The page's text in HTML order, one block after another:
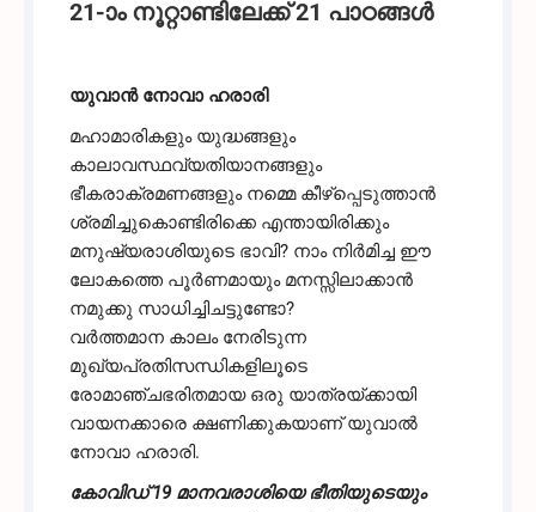
21-ാം നൂറ്റാണ്ടിലേക്ക് 21 പാഠങ്ങൾ
യുവാൻ നോവാ ഹരാരി
മഹാമാരികളും യുദ്ധങ്ങളും
കാലാവസ്ഥവ്യതിയാനങ്ങളും
ഭീകരാക്രമണങ്ങളും നമ്മെ കീഴ്‌പ്പെടുത്താൻ
ശ്രമിച്ചുകൊണ്ടിരിക്കെ എന്തായിരിക്കും
മനുഷ്യരാശിയുടെ ഭാവി? നാം നിർമിച്ച ഈ
ലോകത്തെ പൂർണമായും മനസ്സിലാക്കാൻ
നമുക്കു സാധിച്ചിചട്ടുണ്ടോ?
വർത്തമാന കാലം നേരിടുന്ന
മുഖ്യപ്രതിസന്ധികളിലൂടെ
രോമാഞ്ചഭരിതമായ ഒരു യാത്രയ്ക്കായി
വായനക്കാരെ ക്ഷണിക്കുകയാണ് യുവാൽ
നോവാ ഹരാരി.
കോവിഡ് 19 മാനവരാശിയെ ഭീതിയുടെയും